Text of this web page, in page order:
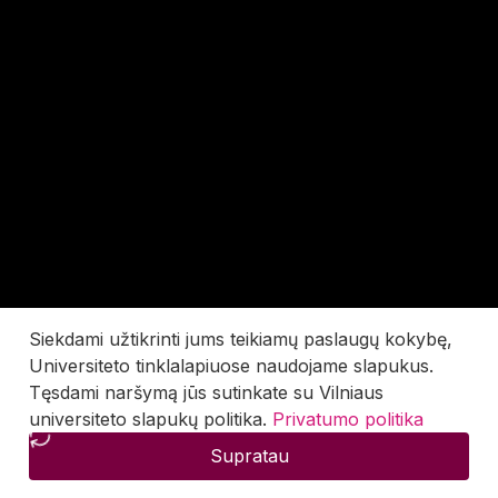
Siekdami užtikrinti jums teikiamų paslaugų kokybę,
Universiteto tinklalapiuose naudojame slapukus.
Tęsdami naršymą jūs sutinkate su Vilniaus
universiteto slapukų politika. Privatumo politika
Supratau